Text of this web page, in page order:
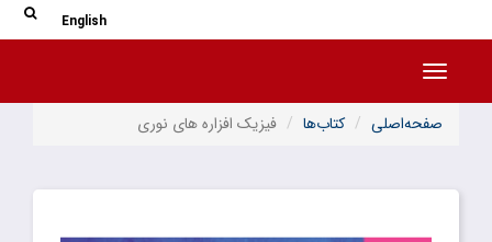
English
Toggle navigation
صفحه‌اصلی کتاب‌ها فیزیک افزاره های نوری